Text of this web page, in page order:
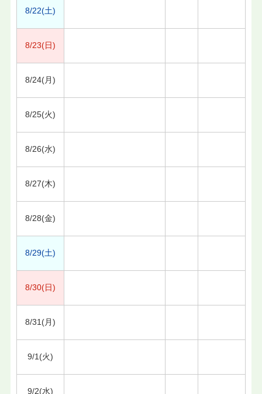
8/22(土)
8/23(日)
8/24(月)
8/25(火)
8/26(水)
8/27(木)
8/28(金)
8/29(土)
8/30(日)
8/31(月)
9/1(火)
9/2(水)